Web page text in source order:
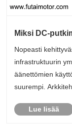
Miksi DC-
Nopeasti
infrastruktuurin
äänettömien
suurempi.
AC-oh......
Lue lisää